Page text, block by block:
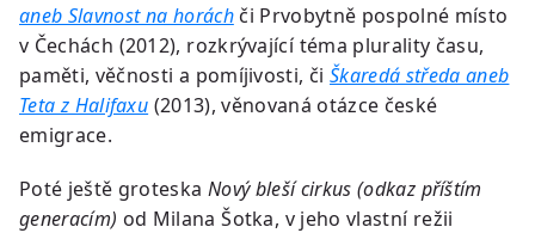
aneb Slavnost na horáchči Prvobytně pospolné místo
v Čechách (2012), rozkrývající téma plurality času,
paměti, věčnosti a pomíjivosti, čiŠkaredá středa aneb
Teta z Halifaxu (2013), věnovaná otázce české
emigrace.
Poté ještě groteska Nový bleší cirkus (odkaz příštím
generacím) od Milana Šotka, v jeho vlastní režii